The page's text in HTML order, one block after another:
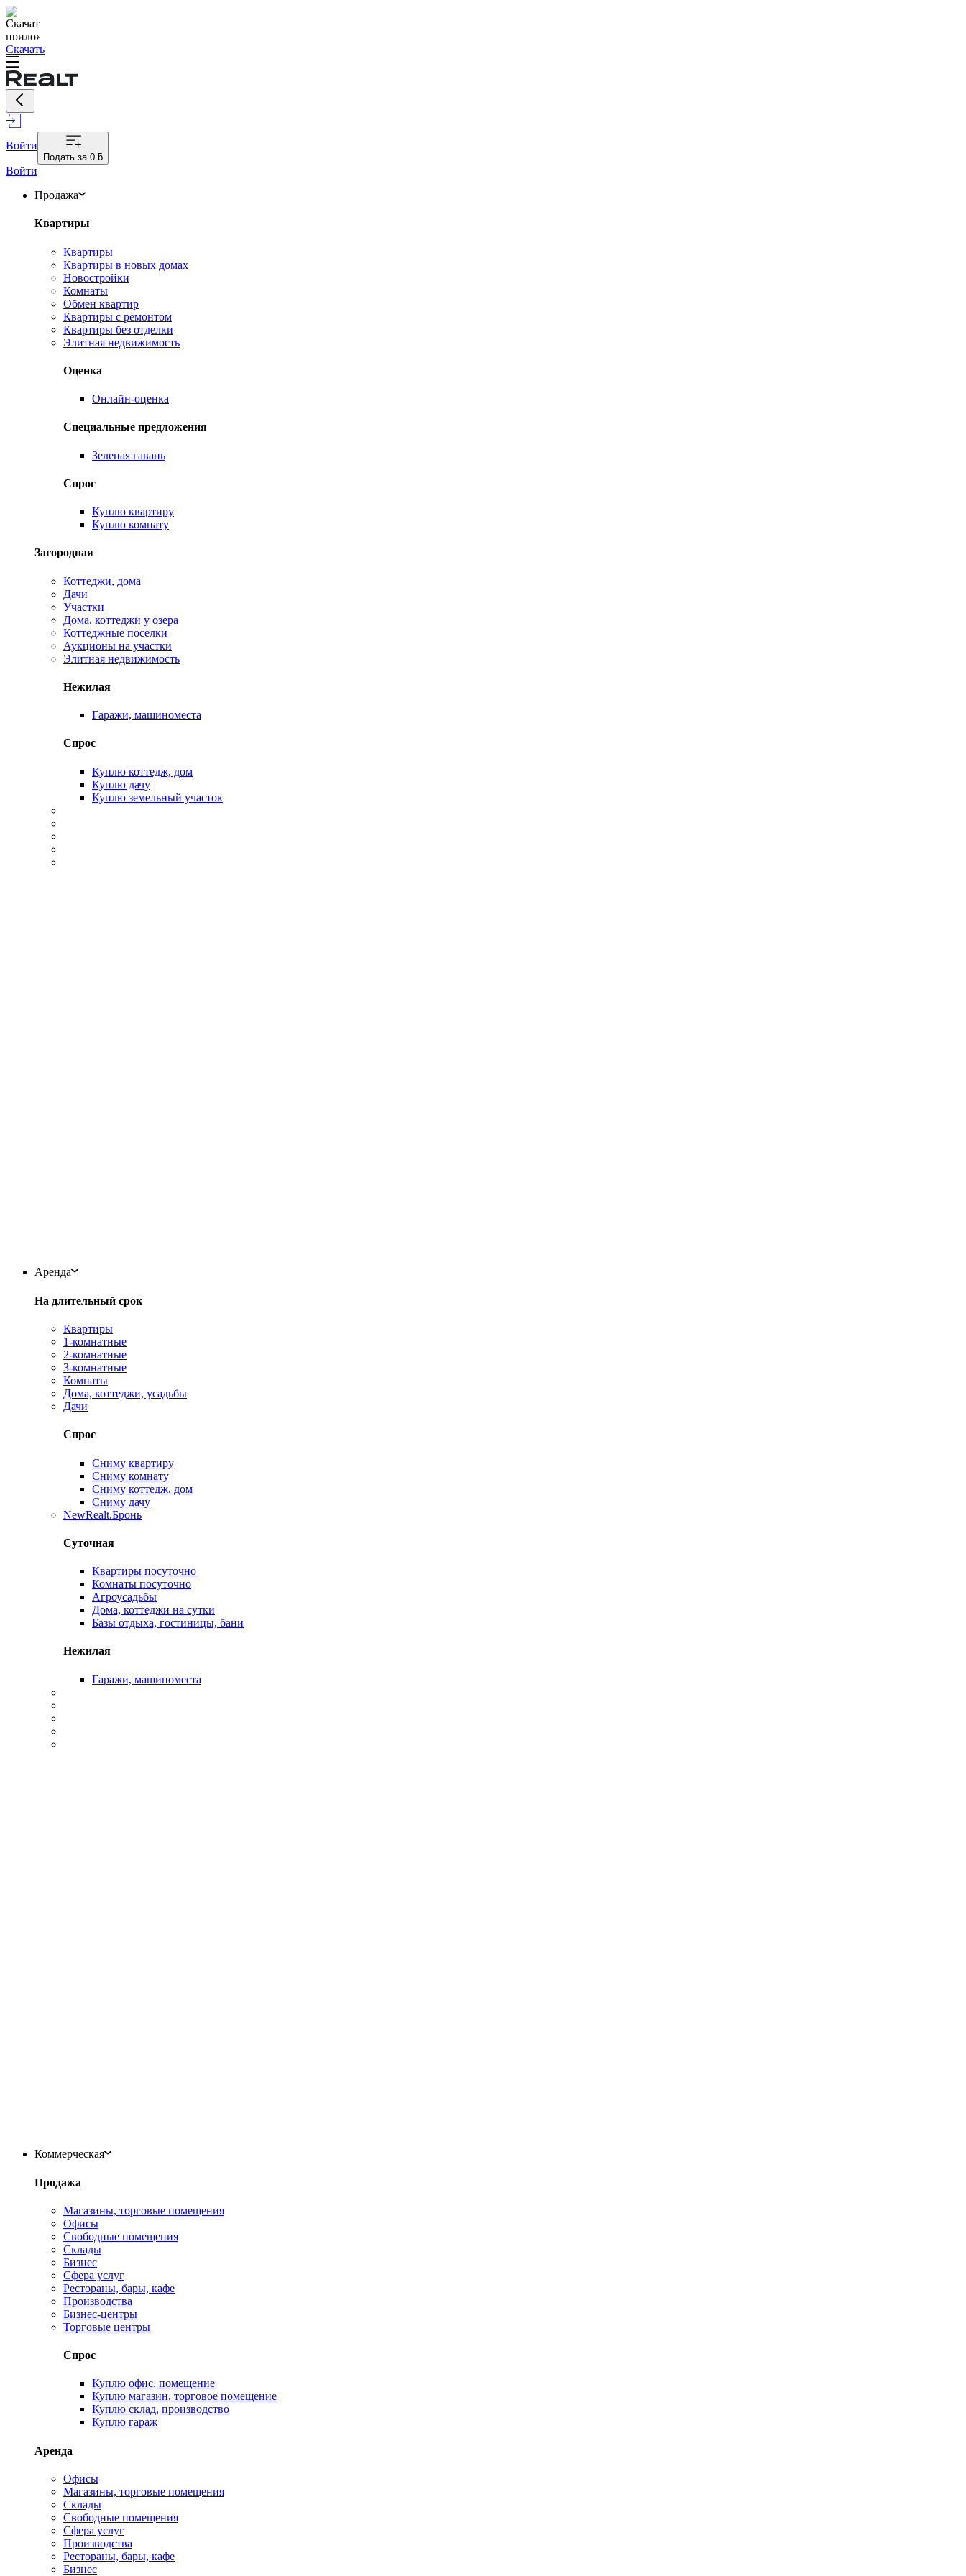
Скачать
Войти
Подать за 0 ƃ
Войти
Продажа
Квартиры
Квартиры
Квартиры в новых домах
Новостройки
Комнаты
Обмен квартир
Квартиры с ремонтом
Квартиры без отделки
Элитная недвижимость
Оценка
Онлайн-оценка
Специальные предложения
Зеленая гавань
Спрос
Куплю квартиру
Куплю комнату
Загородная
Коттеджи, дома
Дачи
Участки
Дома, коттеджи у озера
Коттеджные поселки
Аукционы на участки
Элитная недвижимость
Нежилая
Гаражи, машиноместа
Спрос
Куплю коттедж, дом
Куплю дачу
Куплю земельный участок
Аренда
На длительный срок
Квартиры
1-комнатные
2-комнатные
3-комнатные
Комнаты
Дома, коттеджи, усадьбы
Дачи
Спрос
Сниму квартиру
Сниму комнату
Сниму коттедж, дом
Сниму дачу
NewRealt.Бронь
Суточная
Квартиры посуточно
Комнаты посуточно
Агроусадьбы
Дома, коттеджи на сутки
Базы отдыха, гостиницы, бани
Нежилая
Гаражи, машиноместа
Коммерческая
Продажа
Магазины, торговые помещения
Офисы
Свободные помещения
Склады
Бизнес
Сфера услуг
Рестораны, бары, кафе
Производства
Бизнес-центры
Торговые центры
Спрос
Куплю офис, помещение
Куплю магазин, торговое помещение
Куплю склад, производство
Куплю гараж
Аренда
Офисы
Магазины, торговые помещения
Склады
Свободные помещения
Сфера услуг
Производства
Рестораны, бары, кафе
Бизнес